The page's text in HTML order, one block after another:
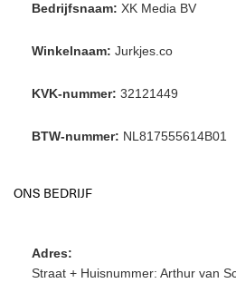
Bedrijfsnaam: XK Media BV
Winkelnaam: Jurkjes.co
KVK-nummer: 32121449
BTW-nummer: NL817555614B01
ONS BEDRIJF
Adres:
Straat + Huisnummer: Arthur van